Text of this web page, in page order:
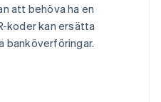
att behöva ha en
koder kan ersätta
banköverföringar.